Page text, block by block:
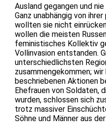
Ausland gegangen und
Ganz unabhängig von
wollten sie nicht
wollen die meisten
feministisches Kollektiv
Vollinvasion entstanden.
unterschiedlichsten
zusammengekommen; wir
beschriebenen Aktionen
Ehefrauen von Soldaten,
wurden, schlossen sich
trotz massiver
Söhne und Männer aus